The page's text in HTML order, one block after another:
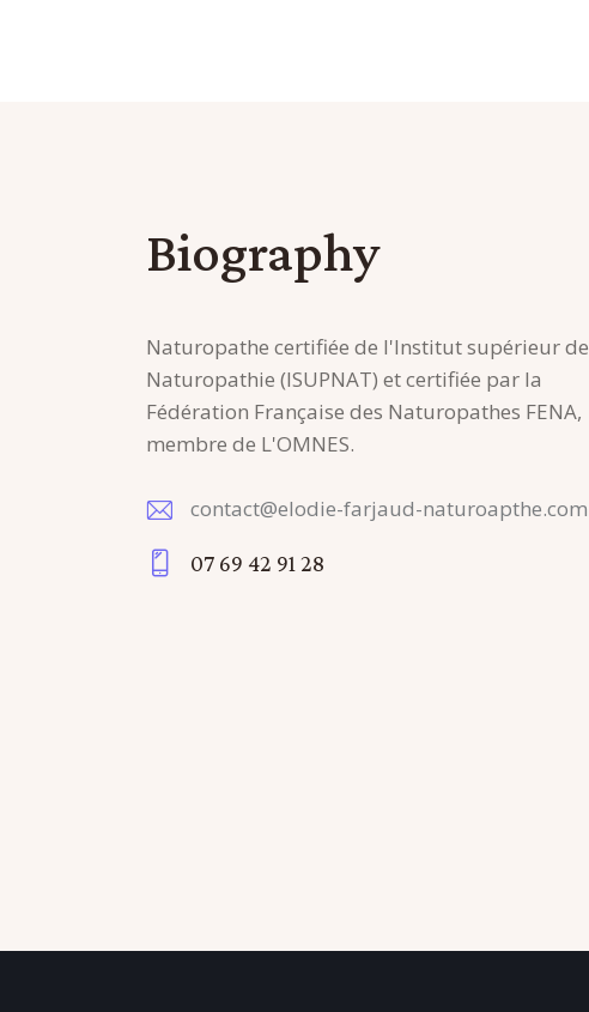
Biography
Naturopathe certifiée de l'Institut supérieur de
Naturopathie (ISUPNAT) et certifiée par la
Fédération Française des Naturopathes FENA,
membre de L'OMNES.
E-
m
contact@elodie-farjaud-naturoapthe.com
07 69 42 91 28